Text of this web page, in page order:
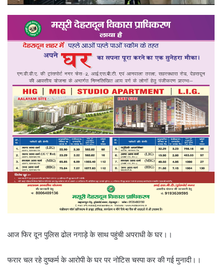
आज फिर दून पुलिस ढोल नगाड़े के साथ पहुंची अपराधी के घर।।
फरार चल रहे दुष्कर्म के आरोपी के घर पर नोटिस चस्पा कर की गई मुनादी।।